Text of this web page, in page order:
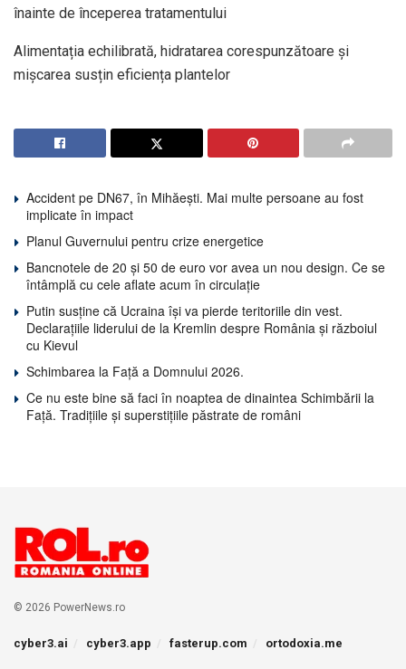
înainte de începerea tratamentului
Alimentația echilibrată, hidratarea corespunzătoare și
mișcarea susțin eficiența plantelor
Accident pe DN67, în Mihăești. Mai multe persoane au fost
implicate în impact
Planul Guvernului pentru crize energetice
Bancnotele de 20 și 50 de euro vor avea un nou design. Ce se
întâmplă cu cele aflate acum în circulație
Putin susține că Ucraina își va pierde teritoriile din vest.
Declarațiile liderului de la Kremlin despre România și războiul
cu Kievul
Schimbarea la Față a Domnului 2026.
Ce nu este bine să faci în noaptea de dinaintea Schimbării la
Față. Tradițiile și superstițiile păstrate de români
© 2026 PowerNews.ro
cyber3.ai cyber3.app fasterup.com ortodoxia.me